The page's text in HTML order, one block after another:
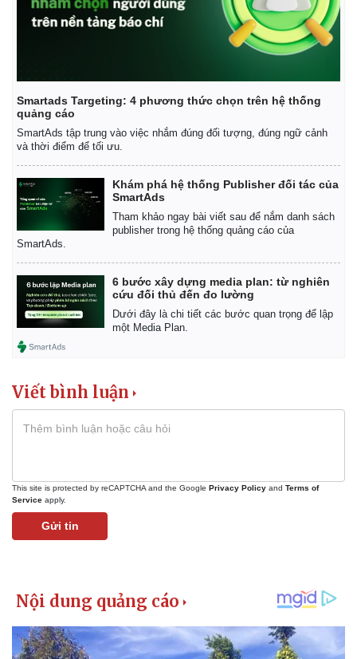
Pháp luật
Vụ án
Tin nóng
Tư vấn luật
Quân sự - Quốc phòng
Vũ khí
Smartads Targeting: 4 phương thức chọn trên hệ thống
quảng cáo
SmartAds tập trung vào việc nhắm đúng đối tượng, đúng ngữ cảnh
và thời điểm để tối ưu.
Khám phá hệ thống Publisher đối tác của
SmartAds
Tham khảo ngay bài viết sau để nắm danh sách
publisher trong hệ thống quảng cáo của
SmartAds.
6 bước xây dựng media plan: từ nghiên
cứu đối thủ đến đo lường
Dưới đây là chi tiết các bước quan trọng để lập
một Media Plan.
Viết bình luận
This site is protected by reCAPTCHA and the Google Privacy Policy and Terms of
Service apply.
Gửi tin